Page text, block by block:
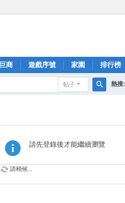
巨商 遊戲序號 家園 排行榜
帖子 熱搜:
請先登錄後才能繼續瀏覽
請稍候...